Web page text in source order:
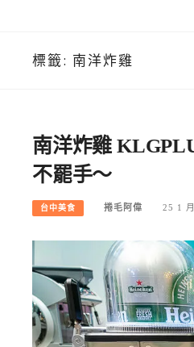
標籤: 南洋炸雞
南洋炸雞
不罷手～
台中美食 捲毛阿偉 25 1